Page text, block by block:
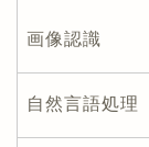
画像認識
自然言語処理